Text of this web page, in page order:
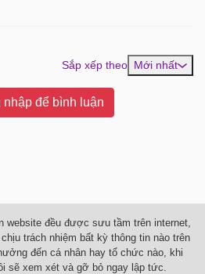
Sắp xếp theo Mới nhất
để bình luận
website đều được sưu tầm trên internet,
trách nhiệm bất kỳ thông tin nào trên
đến cá nhân hay tổ chức nào, khi
sẽ xem xét và gỡ bỏ ngay lập tức.